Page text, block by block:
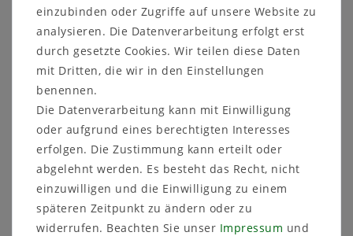
Produktauswahl – Qualität trifft Design
Die Artikel von Sandra Rich überzeugen durch ihre
hochwertige Verarbeitung und ihr zeitloses Design:
Vasen: In verschiedenen Formen und Größen
erhältlich, ideal für einzelne Blumen oder opulente
Bouquets.
Schalen
: Perfekt für Tischdekoration,
Pflanzarrangements oder als Obstschalen.
Übertöpfe: Stilvolle Designs, die Ihre Pflanzen noch
besser zur Geltung bringen.
Teller: Ästhetische und praktische Dekoration für
den Tisch oder als Basis für kreative Arrangements.
einzubinden oder Zugriffe auf unsere Website zu
analysieren. Die Datenverarbeitung erfolgt erst
durch gesetzte Cookies. Wir teilen diese Daten
mit Dritten, die wir in den Einstellungen
benennen.
Die Datenverarbeitung kann mit Einwilligung
oder aufgrund eines berechtigten Interesses
erfolgen. Die Zustimmung kann erteilt oder
abgelehnt werden. Es besteht das Recht, nicht
einzuwilligen und die Einwilligung zu einem
späteren Zeitpunkt zu ändern oder zu
widerrufen. Beachten Sie unser Impressum und